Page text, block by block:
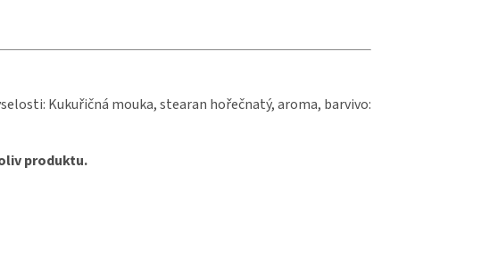
Kukuřičná mouka, stearan hořečnatý, aroma, barvivo:
produktu.